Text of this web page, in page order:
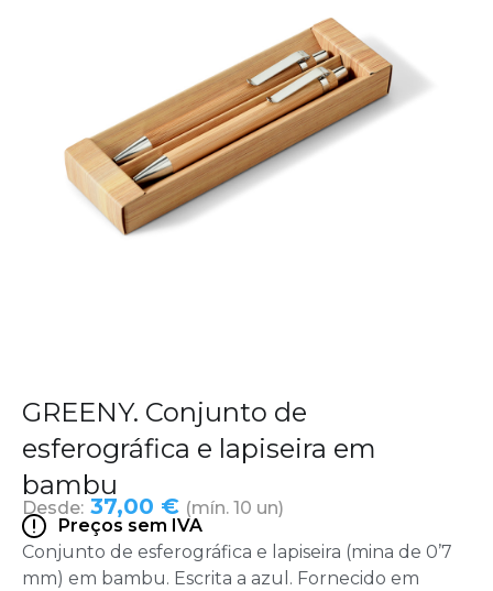
GREENY. Conjunto de
esferográfica e lapiseira em
bambu
Desde: 37,00 € (mín. 10 un)
Preços sem IVA
Conjunto de esferográfica e lapiseira (mina de 0’7
mm) em bambu. Escrita a azul. Fornecido em